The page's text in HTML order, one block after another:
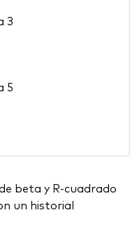
3
5
beta y R-cuadrado
un historial